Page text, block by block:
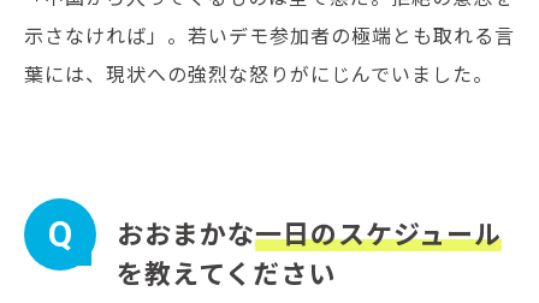
示さなければ」。若いデモ参加者の極端とも取れる言
葉には、現状への強烈な怒りがにじんでいました。
Q おおまかな一日のスケジュール
を教えてください